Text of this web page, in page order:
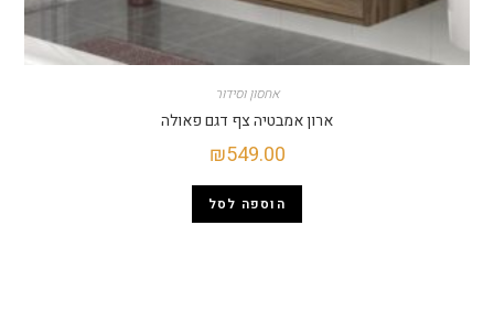
אחסון וסידור
ארון אמבטיה צף דגם פאולה
₪549.00
הוספה לסל